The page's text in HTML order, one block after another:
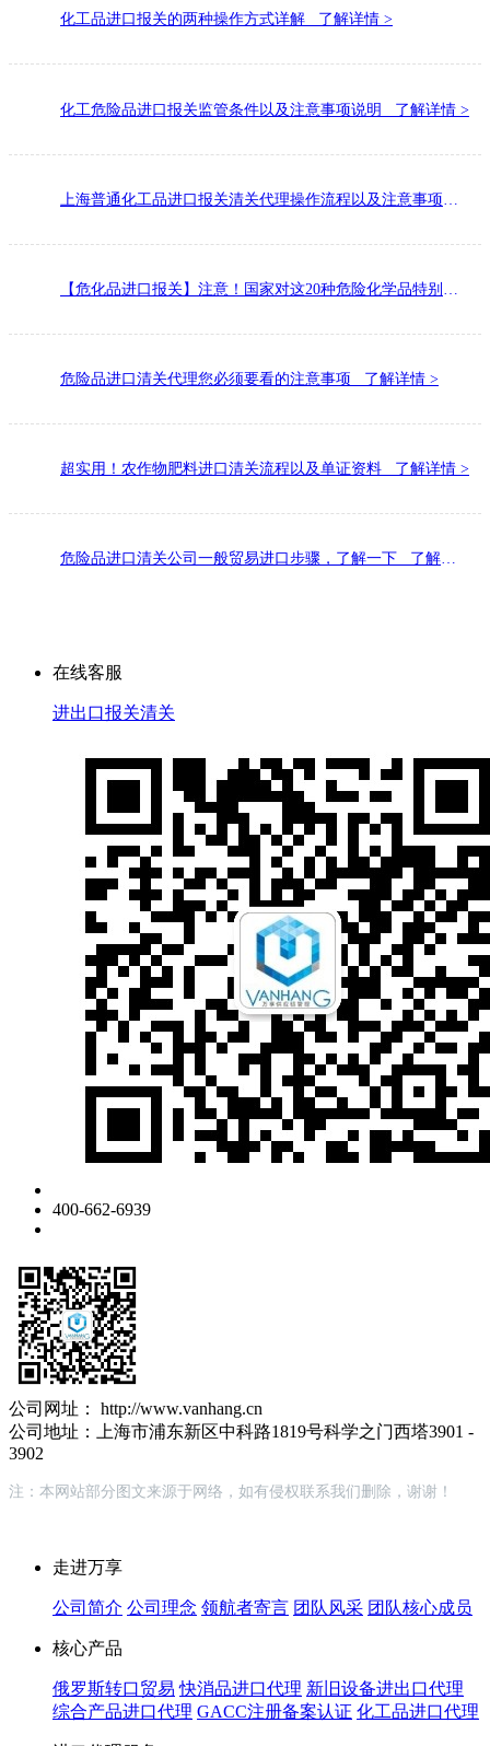
化工品进口报关的两种操作方式详解 了解详情 >
化工危险品进口报关监管条件以及注意事项说明 了解详情 >
危险品进口清关代理您必须要看的注意事项 了解详情 >
超实用！农作物肥料进口清关流程以及单证资料 了解详情 >
在线客服
进出口报关清关
400-662-6939
公司网址： http://www.vanhang.cn
公司地址：上海市浦东新区中科路1819号科学之门西塔3901 -
3902
注：本网站部分图文来源于网络，如有侵权联系我们删除，谢谢！
走进万享
公司简介 公司理念 领航者寄言 团队风采 团队核心成员
核心产品
俄罗斯转口贸易 快消品进口代理 新旧设备进出口代理
综合产品进口代理 GACC注册备案认证 化工品进口代理